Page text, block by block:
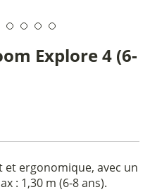
Explore 4 (6-
et ergonomique, avec un
: 1,30 m (6-8 ans).